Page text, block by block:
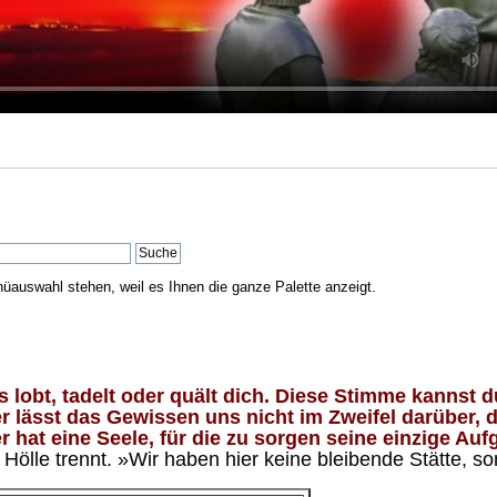
stehen, weil es Ihnen die ganze Palette anzeigt.
lobt, tadelt oder quält dich. Diese Stimme kannst
lässt das Gewissen uns nicht im Zweifel
eine Seele, für die zu sorgen seine einzige
trennt. »Wir haben hier keine bleibende Stätte,